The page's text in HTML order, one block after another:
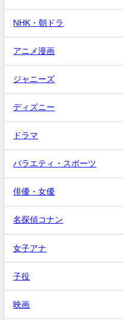
NHK・朝ドラ
アニメ漫画
ジャニーズ
ディズニー
ドラマ
バラエティ・スポーツ
俳優・女優
名探偵コナン
女子アナ
子役
映画